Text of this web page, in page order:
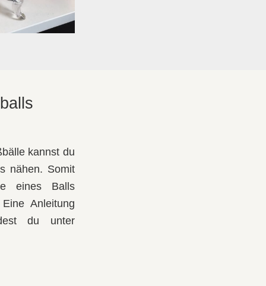
kannst du
nähen. Somit
eines Balls
Anleitung
du unter